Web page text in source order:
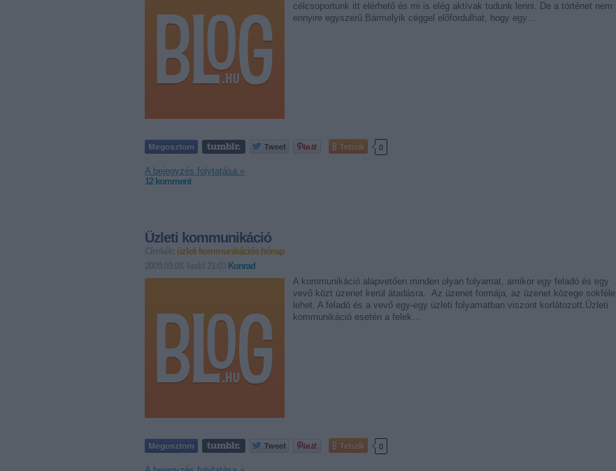
célcsoportunk itt elérhető és mi is elég aktívak tudunk lenni. De a történet nem
ennyire egyszerű.Bármelyik céggel előfordulhat, hogy egy…
Tetszik 0
A bejegyzés folytatása »
12komment
Üzleti kommunikáció
üzleti kommunikációs hónap
Konrad
A kommunikáció alapvetően minden olyan folyamat, amikor egy feladó és egy
vevő közt üzenet kerül átadásra. Az üzenet formája, az üzenet közege sokféle
lehet. A feladó és a vevő egy-egy üzleti folyamatban viszont korlátozott.Üzleti
kommunikáció esetén a felek…
Tetszik 0